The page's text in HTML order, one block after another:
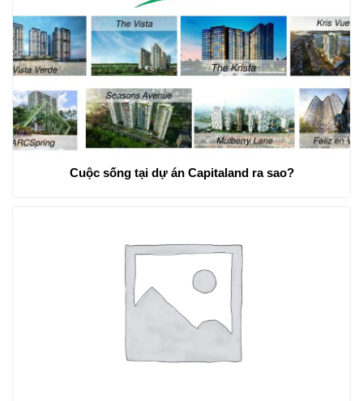
Cuộc sống tại dự án Capitaland ra sao?